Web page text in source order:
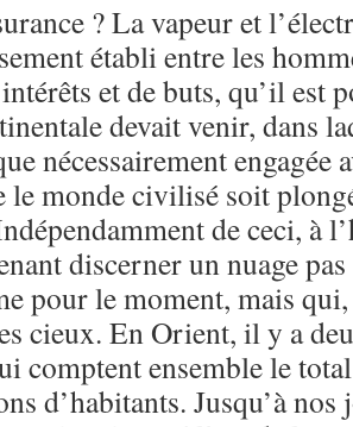
? La vapeur et
établi entre les
et de buts, qu’il est
devait venir, dans
nécessairement engagée
le monde civilisé soit
de ceci, à
discerner un nuage
pour le moment, mais
cieux. En Orient, il y a
comptent ensemble le
d’habitants. Jusqu’à